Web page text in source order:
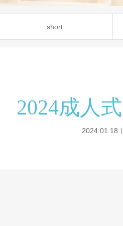
short
2024成人
2024.01.18